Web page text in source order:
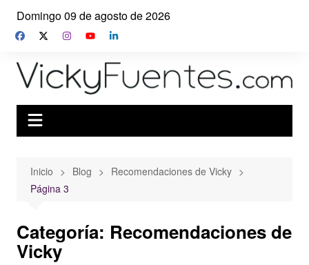
Saltar
contenido
Domingo 09 de agosto de 2026
Inicio Blog
Recomendaciones de Vicky
Página 3
Categoría: Recomendaciones de
Vicky